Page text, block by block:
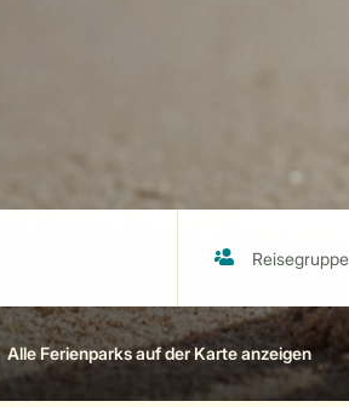
Alle Ferienparks auf der Karte anzeigen